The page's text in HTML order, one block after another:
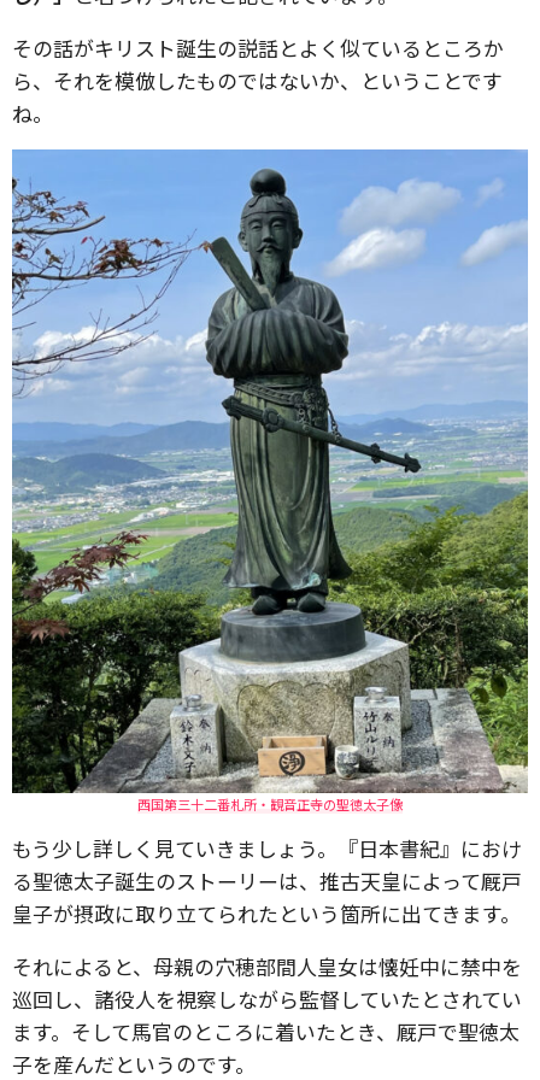
その話がキリスト誕生の説話とよく似ているところか
ら、それを模倣したものではないか、ということです
ね。
西国第三十二番札所・観音正寺の聖徳太子像
もう少し詳しく見ていきましょう。『日本書紀』におけ
る聖徳太子誕生のストーリーは、推古天皇によって厩戸
皇子が摂政に取り立てられたという箇所に出てきます。
それによると、母親の穴穂部間人皇女は懐妊中に禁中を
巡回し、諸役人を視察しながら監督していたとされてい
ます。そして馬官のところに着いたとき、厩戸で聖徳太
子を産んだというのです。